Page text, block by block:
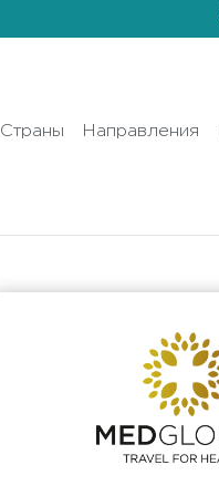
Страны Направления